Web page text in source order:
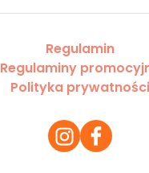
Regulamin
Regulaminy
Polityka prywatności